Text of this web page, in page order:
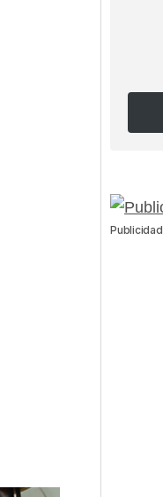
Publicidad